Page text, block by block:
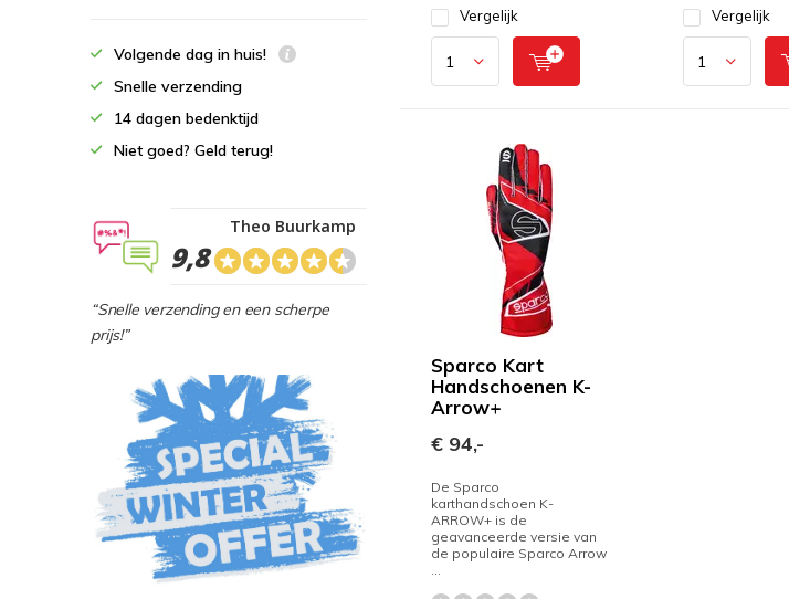
Vergelijk Vergelijk
Sparco Kart
Handschoenen K-
Arrow+
€ 94,-
De Sparco
karthandschoen K-
ARROW+ is de
geavanceerde versie van
de populaire Sparco Arrow
...
Volgende dag in huis!
Snelle verzending
14 dagen bedenktijd
Niet goed? Geld terug!
9,8
Theo Buurkamp
“Snelle verzending en een scherpe
prijs!”